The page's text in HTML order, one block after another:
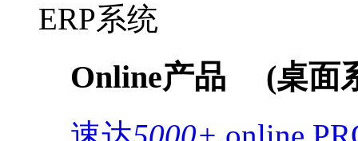
ERP系统
Online产品 (桌面